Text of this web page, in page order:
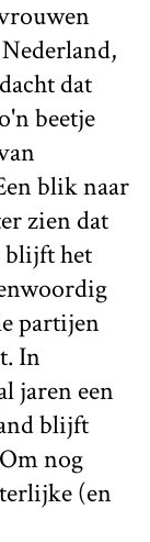
dat
beetje
blik naar
zien dat
blijft het
partijen
In
jaren een
blijft
nog
(en